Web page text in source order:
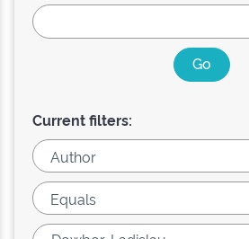
Current filters: